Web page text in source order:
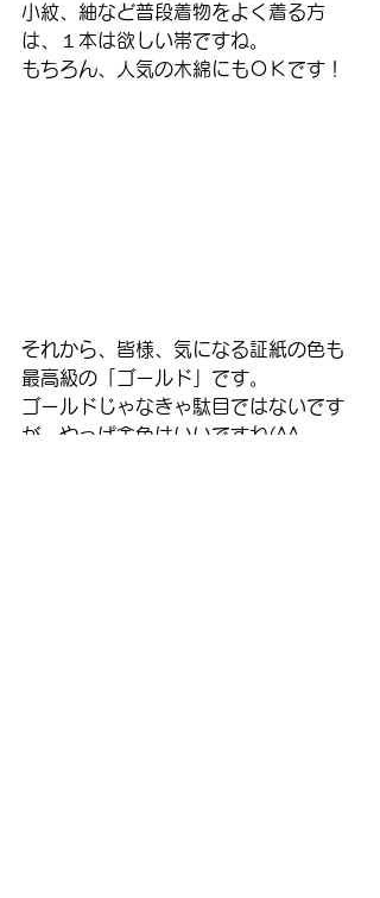
小紋、紬など普段着物をよく着る方
は、１本は欲しい帯ですね。
もちろん、人気の木綿にもＯＫです！
それから、皆様、気になる証紙の色も
最高級の「ゴールド」です。
ゴールドじゃなきゃ駄目ではないです
が、やっぱ金色はいいですね(^^